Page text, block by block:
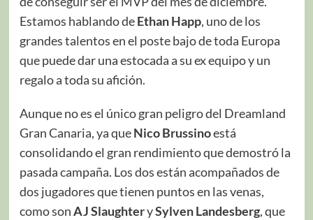
Estamos hablando deEthan Happ, uno de los
grandes talentos en el poste bajo de toda Europa
que puede dar una estocada a su ex equipo y un
regalo a toda su afición.
Aunque no es el único gran peligro del Dreamland
Gran Canaria, ya queNico Brussinoestá
consolidando el gran rendimiento que demostró la
pasada campaña. Los dos están acompañados de
dos jugadores que tienen puntos en las venas,
como sonAJ SlaughterySylven Landesberg, que